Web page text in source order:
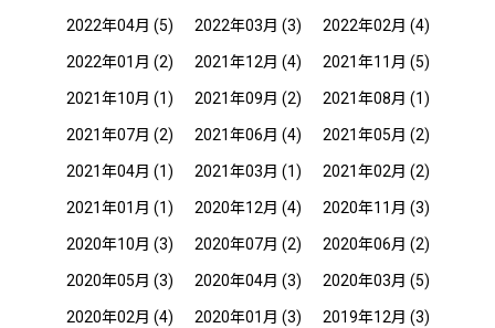
2022年04月 (5) 2022年03月 (3) 2022年02月 (4)
2022年01月 (2) 2021年12月 (4) 2021年11月 (5)
2021年10月 (1) 2021年09月 (2) 2021年08月 (1)
2021年07月 (2) 2021年06月 (4) 2021年05月 (2)
2021年04月 (1) 2021年03月 (1) 2021年02月 (2)
2021年01月 (1) 2020年12月 (4) 2020年11月 (3)
2020年10月 (3) 2020年07月 (2) 2020年06月 (2)
2020年05月 (3) 2020年04月 (3) 2020年03月 (5)
2020年02月 (4) 2020年01月 (3) 2019年12月 (3)